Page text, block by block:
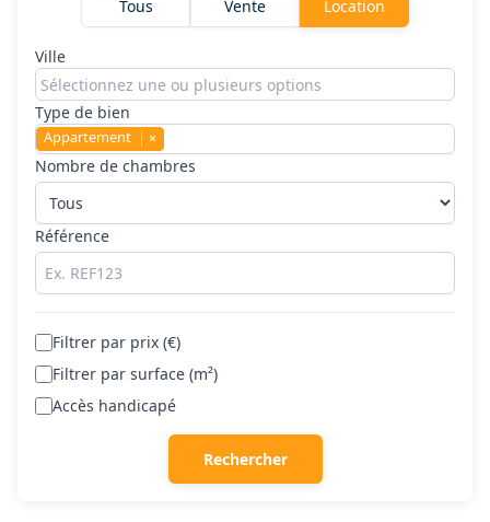
Tous Vente Location
Ville
Type de bien
Appartement ×
Nombre de chambres
Référence
Filtrer par prix (€)
Filtrer par surface (m²)
Accès handicapé
Rechercher